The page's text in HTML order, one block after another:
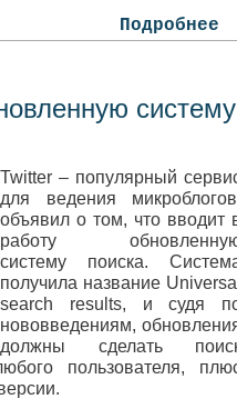
Подробнее
систему
Twitter – популярный
для ведения
объявил о том, что вводит
работу
систему поиска.
получила название
search results, и судя
нововведениям,
должны сделать
пользователя,